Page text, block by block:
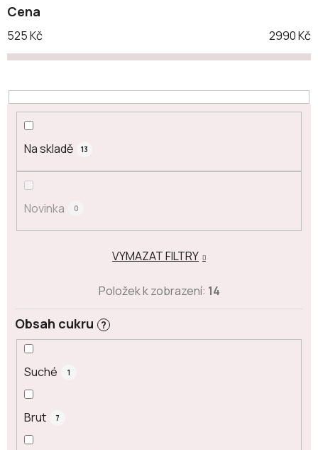
Cena
525Kč 2990Kč
Na skladě 13
Novinka 0
Obsah cukru ?
Suché 1
Brut 7
VYMAZAT FILTRY
Položek k zobrazení: 14